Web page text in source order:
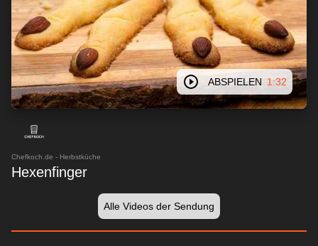
ABSPIELEN 1:32
Chefkoch.de - Herbstküche
Hexenfinger
Alle Videos der Sendung